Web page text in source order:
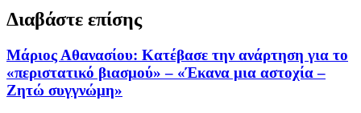
Διαβάστε επίσης
Μάριος Αθανασίου: Κατέβασε την ανάρτηση για το
«περιστατικό βιασμού» – «Έκανα μια αστοχία –
Ζητώ συγγνώμη»